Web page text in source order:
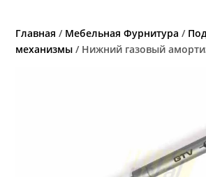
Главная / Мебельная Фурнитура /
механизмы / Нижний газовый